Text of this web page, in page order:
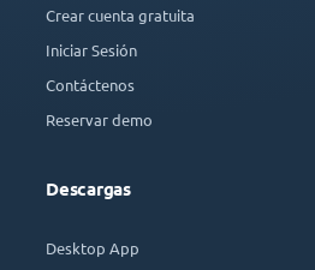
Crear cuenta gratuita
Iniciar Sesión
Contáctenos
Reservar demo
Descargas
Desktop App